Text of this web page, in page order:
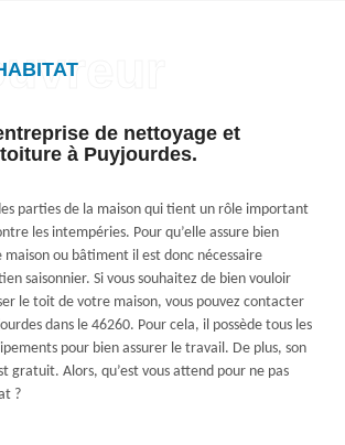
de nettoyage et
à Puyjourdes.
parties de la maison qui tient un rôle important
les intempéries. Pour qu’elle assure bien
maison ou bâtiment il est donc nécessaire
saisonnier. Si vous souhaitez de bien vouloir
le toit de votre maison, vous pouvez contacter
dans le 46260. Pour cela, il possède tous les
pour bien assurer le travail. De plus, son
gratuit. Alors, qu’est vous attend pour ne pas
?